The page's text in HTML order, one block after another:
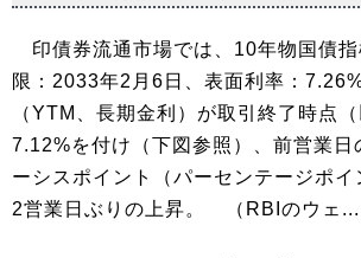
印債券流通市場では、10年物国債指
限：2033年2月6日、表面利率：
（YTM、長期金利）が取引終了時点
7.12%を付け（下図参照）、前営業日
ーシスポイント（パーセンテージポイ
2営業日ぶりの上昇。 （RBIのウェ...